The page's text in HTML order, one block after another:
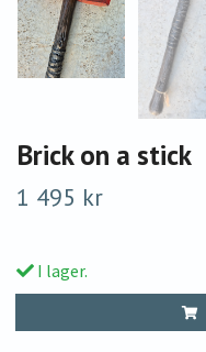
Brick on a stick
1 495 kr
I lager.